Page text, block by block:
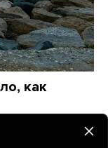
как
запомнят
электричества,